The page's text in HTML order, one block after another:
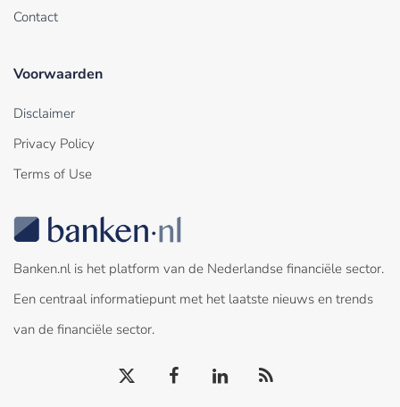
Contact
Voorwaarden
Disclaimer
Privacy Policy
Terms of Use
Banken.nl is het platform van de Nederlandse financiële sector.
Een centraal informatiepunt met het laatste nieuws en trends
van de financiële sector.